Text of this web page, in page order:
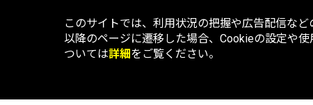
このサイトでは、利用状況の把握や広告配信な
以降のページに遷移した場合、Cookieの設定や
ついては詳細をご覧ください。